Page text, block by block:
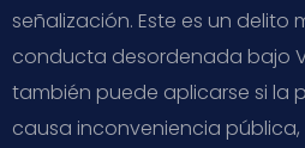
señalización. Este es un delito
conducta desordenada bajo
también puede aplicarse si la
causa inconveniencia